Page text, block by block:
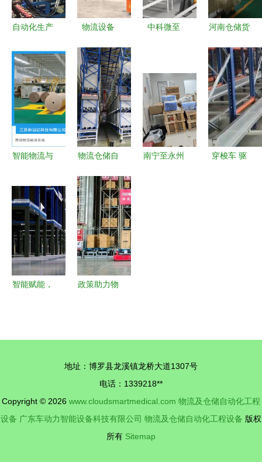
自动化生产
储系统工程
特点、工艺
布局及设备
应用
物流设备
仓储自动化
的核心引擎
中科微至
启工厂物流
自动化新篇
章
河南仓储货
领物流及仓
储自动化工
程设备新篇
章
智能物流与
华南国际瓦
楞展引领仓
储与工厂自
动化新浪潮
物流仓储自
现代供应链
的五大核心
系统
南宁至永州
穿梭车 驱
智能赋能，
政策助力物
设备发展解
地址：博罗县龙溪镇龙桥大道1307号
电话：1339218**
Copyright © 2026 www.cloudsmartmedical.com 物流及仓储自动化工程
设备 广东车动力智能设备科技有限公司 物流及仓储自动化工程设备 版权
所有 Sitemap